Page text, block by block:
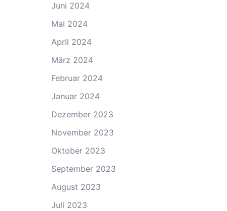
Juni 2024
Mai 2024
April 2024
März 2024
Februar 2024
Januar 2024
Dezember 2023
November 2023
Oktober 2023
September 2023
August 2023
Juli 2023